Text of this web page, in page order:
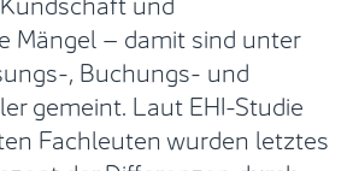
Mängel – damit sind unter
, Buchungs- und
gemeint. Laut EHI-Studie
Fachleuten wurden letztes